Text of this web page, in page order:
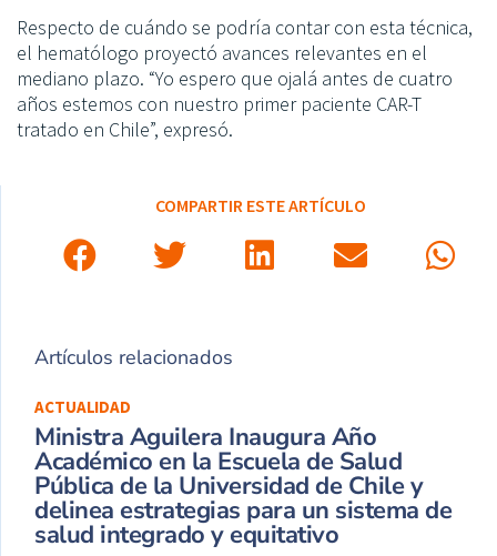
Respecto de cuándo se podría contar con esta técnica,
el hematólogo proyectó avances relevantes en el
mediano plazo. “Yo espero que ojalá antes de cuatro
años estemos con nuestro primer paciente CAR-T
tratado en Chile”, expresó.
COMPARTIR ESTE ARTÍCULO
Artículos relacionados
ACTUALIDAD
Ministra Aguilera Inaugura Año
Académico en la Escuela de Salud
Pública de la Universidad de Chile y
delinea estrategias para un sistema de
salud integrado y equitativo